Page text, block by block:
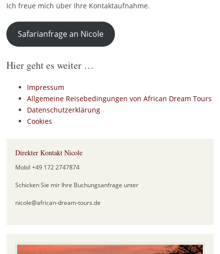
Ich freue mich über Ihre Kontaktaufnahme.
Safarianfrage an Nicole
Hier geht es weiter …
Impressum
Allgemeine Reisebedingungen von African Dream Tours
Datenschutzerklärung
Cookies
Direkter Kontakt Nicole
Mobil +49 172 2747874
Schicken Sie mir Ihre Buchungsanfrage unter
nicole@african-dream-tours.de